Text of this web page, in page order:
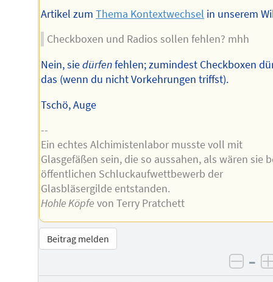
Artikel zumThema Kontextwechsel in unserem
Checkboxen und Radios sollen fehlen? mhh
Nein, siedürfenfehlen; zumindest Checkboxen
das (wenn du nicht Vorkehrungen triffst).
Tschö, Auge
--
Ein echtes Alchimistenlabor musste voll mit
Glasgefäßen sein, die so aussahen, als wären sie
öffentlichen Schluckaufwettbewerb der
Glasbläsergilde entstanden.
Hohle Köpfe von Terry Pratchett
Beitrag melden
–